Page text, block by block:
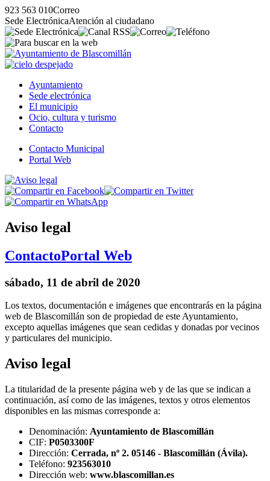
923 563 010Correo
Sede ElectrónicaAtención al ciudadano
Ayuntamiento
Sede electrónica
El municipio
Ocio, cultura y turismo
Contacto
Contacto Municipal
Portal Web
Aviso legal
ContactoPortal Web
sábado, 11 de abril de 2020
Los textos, documentación e imágenes que encontrarás en la página
web de Blascomillán son de propiedad de este Ayuntamiento,
excepto aquellas imágenes que sean cedidas y donadas por vecinos
y particulares del municipio.
Aviso legal
La titularidad de la presente página web y de las que se indican a
continuación, así como de las imágenes, textos y otros elementos
disponibles en las mismas corresponde a:
Denominación: Ayuntamiento de Blascomillán
CIF: P0503300F
Dirección: Cerrada, nº 2. 05146 - Blascomillán (Ávila).
Teléfono: 923563010
Dirección web: www.blascomillan.es